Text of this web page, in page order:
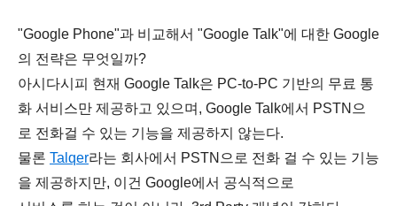
"Google Phone"과 비교해서 "Google Talk"에 대한 Google
의 전략은 무엇일까?
아시다시피 현재 Google Talk은 PC-to-PC 기반의 무료 통
화 서비스만 제공하고 있으며, Google Talk에서 PSTN으
로 전화걸 수 있는 기능을 제공하지 않는다.
물론 Talqer라는 회사에서 PSTN으로 전화 걸 수 있는 기능
을 제공하지만, 이건 Google에서 공식적으로